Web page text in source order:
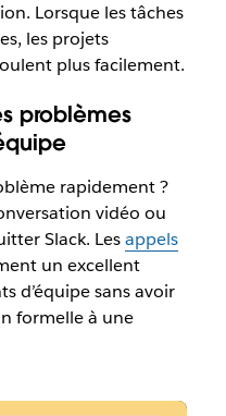
Lorsque les tâches
les projets
plus facilement.
problèmes
rapidement ?
vidéo ou
Slack. Lesappels
un excellent
d’équipe sans avoir
formelle à une